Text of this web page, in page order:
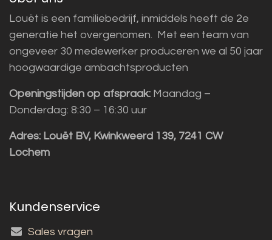
Louët is een familiebedrijf, inmiddels heeft de 2e
generatie het overgenomen. Met een team van
ongeveer 30 medewerker produceren we al 50 jaar
hoogwaardige ambachtsproducten
Openingstijden op afspraak: Maandag –
Donderdag: 8:30 – 16:30 uur
Adres: Louët BV, Kwinkweerd 139, 7241 CW
Lochem
Kundenservice
Sales vragen